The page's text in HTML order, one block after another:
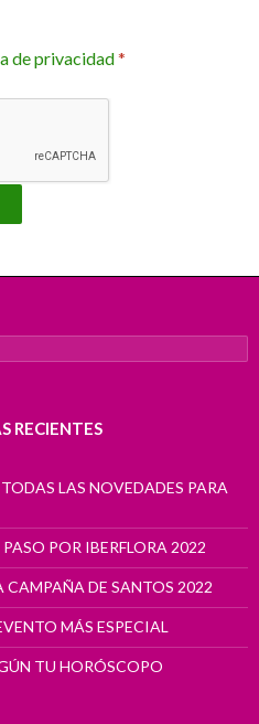
de privacidad*
RECIENTES
LAS NOVEDADES PARA
POR IBERFLORA 2022
CAMPAÑA DE SANTOS 2022
MÁS ESPECIAL
TU HORÓSCOPO